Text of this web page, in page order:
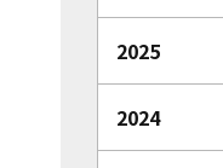
2025
2024